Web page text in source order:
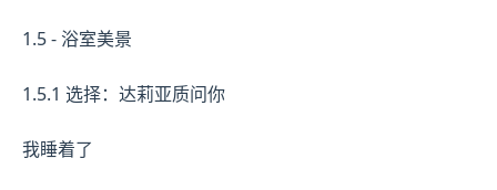
1.5 - 浴室美景
1.5.1 选择：达莉亚质问你
我睡着了